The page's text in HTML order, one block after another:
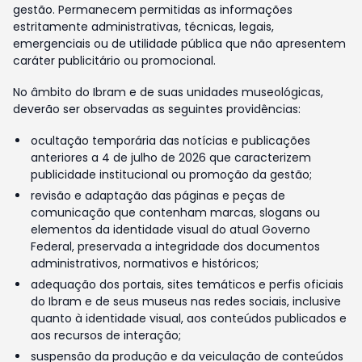
gestão. Permanecem permitidas as informações
estritamente administrativas, técnicas, legais,
emergenciais ou de utilidade pública que não apresentem
caráter publicitário ou promocional.
No âmbito do Ibram e de suas unidades museológicas,
deverão ser observadas as seguintes providências:
ocultação temporária das notícias e publicações
anteriores a 4 de julho de 2026 que caracterizem
publicidade institucional ou promoção da gestão;
revisão e adaptação das páginas e peças de
comunicação que contenham marcas, slogans ou
elementos da identidade visual do atual Governo
Federal, preservada a integridade dos documentos
administrativos, normativos e históricos;
adequação dos portais, sites temáticos e perfis oficiais
do Ibram e de seus museus nas redes sociais, inclusive
quanto à identidade visual, aos conteúdos publicados e
aos recursos de interação;
suspensão da produção e da veiculação de conteúdos